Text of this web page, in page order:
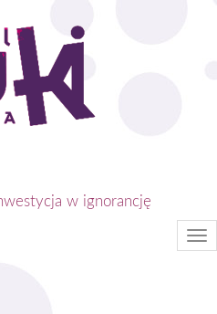
w ignorancję